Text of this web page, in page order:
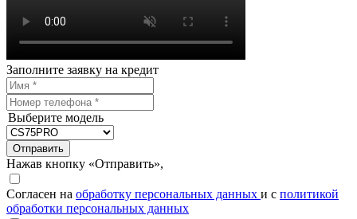
Заполните заявку на кредит
Выберите модель
Отправить
Нажав кнопку «Отправить»,
Согласен на обработку персональных данных и с политикой
обработки персональных данных